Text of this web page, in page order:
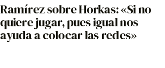
Ramírez sobre Horkas: «Si no
quiere jugar, pues igual nos
ayuda a colocar las redes»